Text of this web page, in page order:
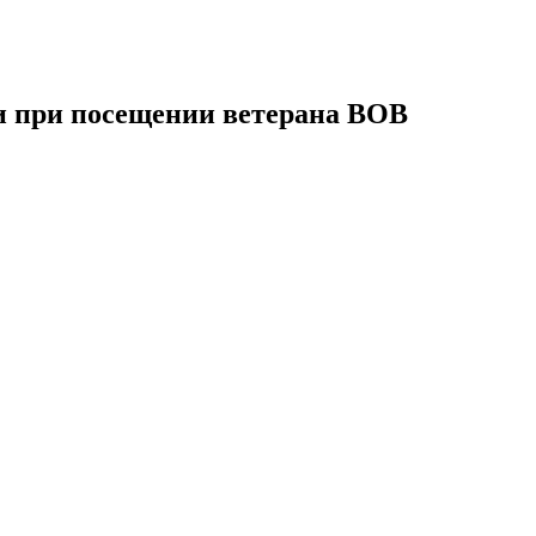
при посещении ветерана ВОВ